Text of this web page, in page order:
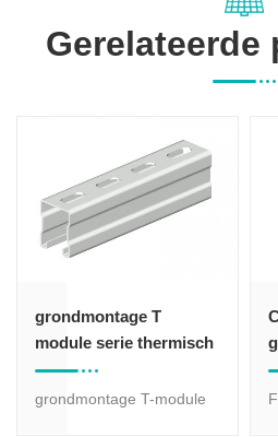
Gerelateerde
grondmontage T
module serie thermisch
verzinkt staal - C41×52
sectie
grondmontage T-module